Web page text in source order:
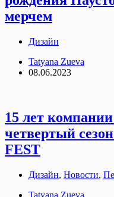
мерчем
Дизайн
Tatyana Zueva
08.06.2023
15 лет
четвертый
FEST
Дизайн, Новости,